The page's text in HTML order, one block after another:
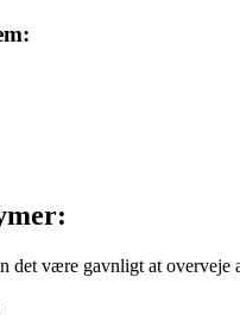
det være gavnligt at overveje